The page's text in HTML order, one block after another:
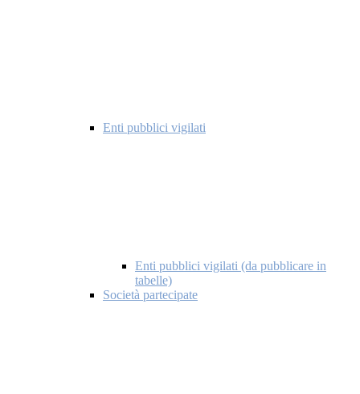
Enti pubblici vigilati
Enti pubblici vigilati (da pubblicare in
tabelle)
Società partecipate